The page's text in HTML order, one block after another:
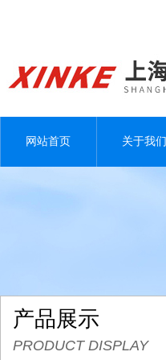
网站首页 关于我们
产品展示
PRODUCT DISPLAY